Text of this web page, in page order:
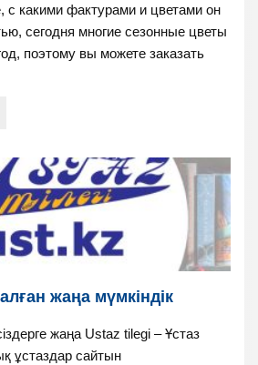
с какими фактурами и цветами он
сегодня многие сезонные цветы
поэтому вы можете заказать
жаңа мүмкіндік
жаңа Ustaz tilegi – Ұстаз
ұстаздар сайтын